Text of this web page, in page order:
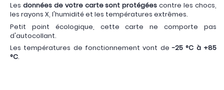
Les données de votre carte sont protégées contre les chocs,
les rayons X, l'humidité et les températures extrêmes.
Petit point écologique, cette carte ne comporte pas
d'autocollant.
Les températures de fonctionnement vont de-25 °C à +85
°C.